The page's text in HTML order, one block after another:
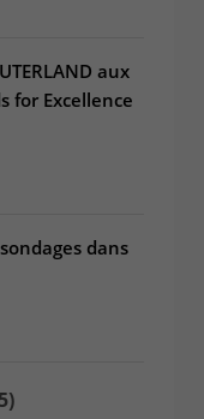
aux
for Excellence
dans